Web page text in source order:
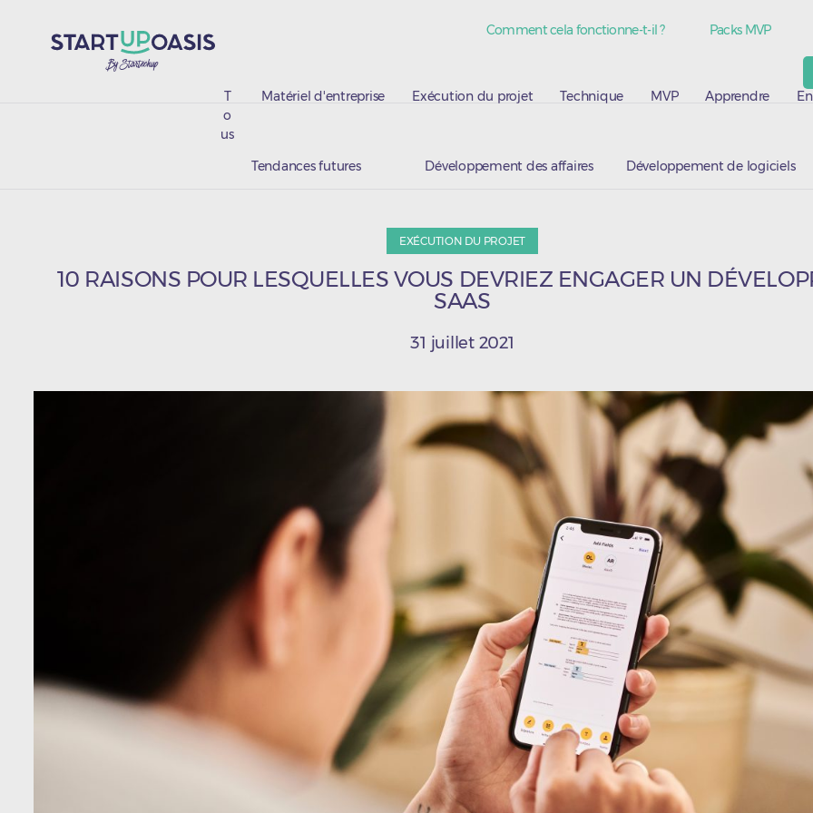
Comment cela fonctionne-t-il ? Packs MVP
T
o
us
Matériel d'entreprise Exécution du projet Technique MVP Apprendre
Tendances futures Développement des affaires Développement de logiciels
EXÉCUTION DU PROJET
10 RAISONS POUR LESQUELLES VOUS DEVRIEZ ENGAGER UN
SAAS
31 juillet 2021